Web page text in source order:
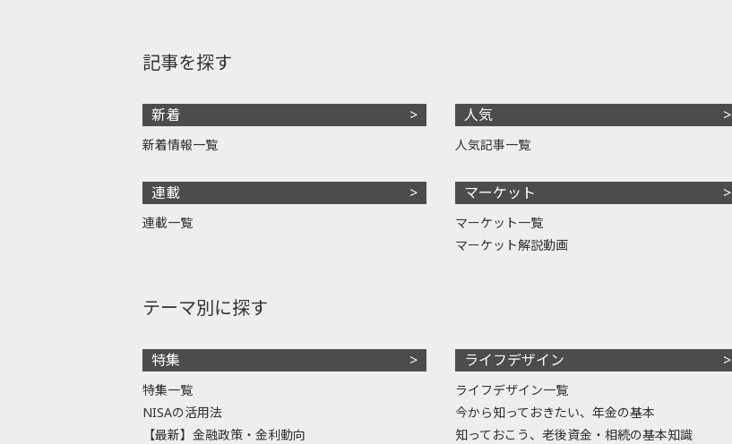
記事を探す
新着
新着情報一覧
連載
連載一覧
人気
人気記事一覧
マーケット
マーケット一覧
マーケット解説動画
テーマ別に探す
特集
特集一覧
NISAの活用法
【最新】金融政策・金利動向
ライフデザイン
ライフデザイン一覧
今から知っておきたい、年金の基本
知っておこう、老後資金・相続の基本知識